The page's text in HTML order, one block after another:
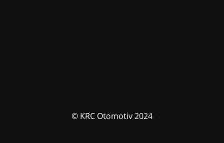
© KRC Otomotiv 2024